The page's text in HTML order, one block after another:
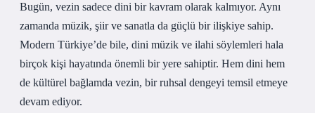
Bugün, vezin sadece dini bir kavram olarak kalmıyor. Aynı
zamanda müzik, şiir ve sanatla da güçlü bir ilişkiye sahip.
Modern Türkiye’de bile, dini müzik ve ilahi söylemleri hala
birçok kişi hayatında önemli bir yere sahiptir. Hem dini hem
de kültürel bağlamda vezin, bir ruhsal dengeyi temsil etmeye
devam ediyor.